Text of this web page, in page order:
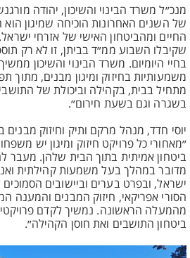
מנכ״ל משרד הבינוי והשיכון, יהודה
של השנים האחרונות הוכיחה שמיגון
החיים ומהביטחון האישי של אזרחי
שקיבלו השבוע ממ״ד בביתן, זו לא רק
בחיי היומיום. משרד הבינוי והשיכון
משמעותיות בחיזוק ומיגון מבנים, מתוך
מתחיל בבית, בקהילה וביכולת של
בשגרה וגם בשעת חירום״.
יוסי חדד, מנהל מרקם ותיק וחיזוק מבנים
״מאחורי כל פרויקט חיזוק ומיגון יש
ביטחון אמיתית בתוך הבית שלהן. מעבר
מדובר במהלך בעל משמעות קהילתית
ישראל, ובפרט בערים וביישובים
הסורי אפריקאי, חיזוק המבנים והמענה
מהמעלה הראשונה. נמשיך לקדם
ביטחון התושבים ואת חוסן הקהילה״.